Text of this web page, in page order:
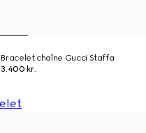
Bracelet chaîne Gucci Staffa
3.400 kr.